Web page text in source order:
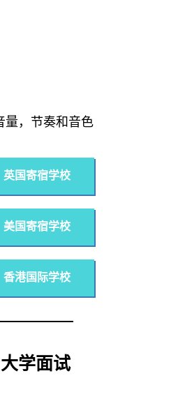
量，节奏和音色
英国寄宿学校
美国寄宿学校
香港国际学校
大学面试